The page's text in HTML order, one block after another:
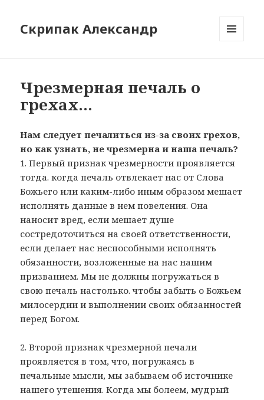
Скрипак Александр
Чрезмерная печаль о
грехах…
Нам следует печалиться из-за своих грехов,
но как узнать, не чрезмерна и наша печаль?
1. Первый признак чрезмерности проявляется
тогда. когда печаль отвлекает нас от Слова
Божьего или каким-либо иным образом мешает
исполнять данные в нем повеления. Она
наносит вред, если мешает душе
состредоточиться на своей ответственности,
если делает нас неспособными исполнять
обязанности, возложенные на нас нашим
призванием. Мы не должны погружаться в
свою печаль настолько. чтобы забыть о Божьем
милосердии и выполнении своих обязанностей
перед Богом.
2. Второй признак чрезмерной печали
проявляется в том, что, погружаясь в
печальные мысли, мы забываем об источнике
нашего утешения. Когда мы болеем, мудрый